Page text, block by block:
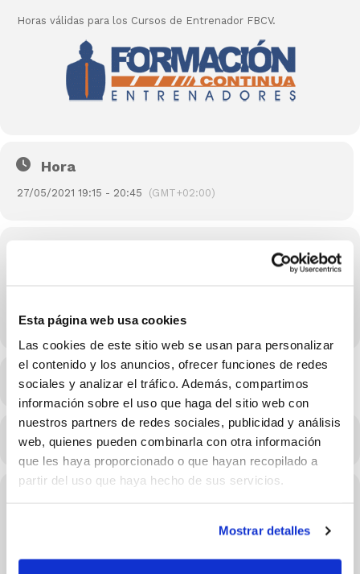
Esta página web usa cookies
Las cookies de este sitio web se usan para personalizar
el contenido y los anuncios, ofrecer funciones de redes
sociales y analizar el tráfico. Además, compartimos
información sobre el uso que haga del sitio web con
nuestros partners de redes sociales, publicidad y análisis
web, quienes pueden combinarla con otra información
que les haya proporcionado o que hayan recopilado a
partir del uso que haya hecho de sus servicios.
Mostrar detalles
Horas válidas para los Cursos de Entrenador FBCV.
Hora
27/05/2021 19:15 - 20:45 (GMT+02:00)
OTROS EVENTOS
MÁS INFO
CALENDARIO CALENDARIO GOOGLE